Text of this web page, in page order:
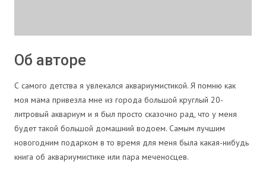
Об авторе
С самого детства я увлекался аквариумистикой. Я помню как
моя мама привезла мне из города большой круглый 20-
литровый аквариум и я был просто сказочно рад, что у меня
будет такой большой домашний водоем. Самым лучшим
новогодним подарком в то время для меня была какая-нибудь
книга об аквариумистике или пара меченосцев.